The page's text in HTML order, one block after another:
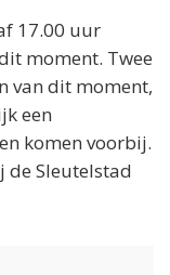
17.00 uur
moment. Twee
van dit moment,
een
komen voorbij.
de Sleutelstad